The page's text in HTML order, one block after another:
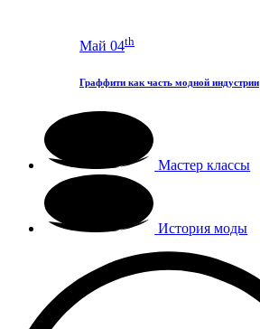
Май 04th
Граффити как часть модной индустрии
Мастер классы
История моды